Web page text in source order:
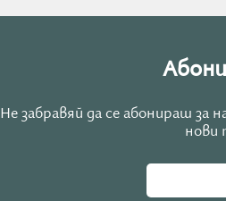
Не забравяй да се абонираш
нови